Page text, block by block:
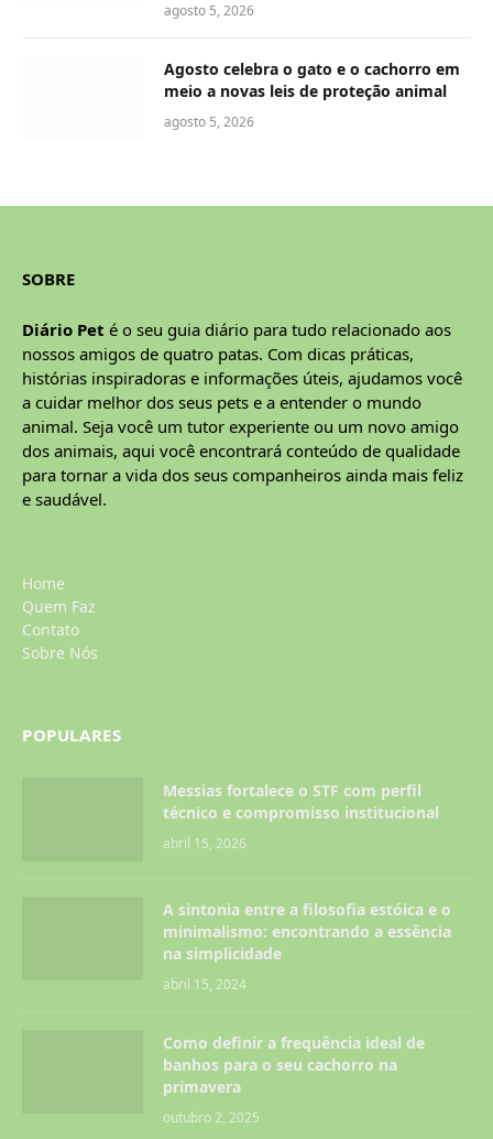
agosto 5, 2026
Agosto celebra o gato e o cachorro em
meio a novas leis de proteção animal
agosto 5, 2026
SOBRE
Diário Pet é o seu guia diário para tudo relacionado aos
nossos amigos de quatro patas. Com dicas práticas,
histórias inspiradoras e informações úteis, ajudamos você
a cuidar melhor dos seus pets e a entender o mundo
animal. Seja você um tutor experiente ou um novo amigo
dos animais, aqui você encontrará conteúdo de qualidade
para tornar a vida dos seus companheiros ainda mais feliz
e saudável.
Home
Quem Faz
Contato
Sobre Nós
POPULARES
Messias fortalece o STF com perfil
técnico e compromisso institucional
abril 15, 2026
A sintonia entre a filosofia estóica e o
minimalismo: encontrando a essência
na simplicidade
abril 15, 2024
Como definir a frequência ideal de
banhos para o seu cachorro na
primavera
outubro 2, 2025